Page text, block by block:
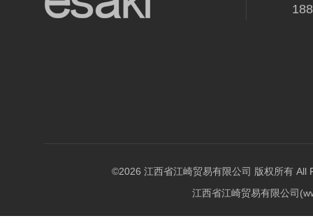
©2026 江西省江崎贸易有限公司 版权所有 All
江西省江崎贸易有限公司